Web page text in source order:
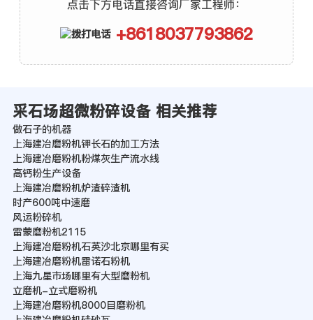
点击下方电话直接咨询厂家工程师：
+8618037793862
采石场超微粉碎设备 相关推荐
做石子的机器
上海建冶磨粉机钾长石的加工方法
上海建冶磨粉机粉煤灰生产流水线
高钙粉生产设备
上海建冶磨粉机炉渣碎渣机
时产600吨中速磨
风运粉碎机
雷蒙磨粉机2115
上海建冶磨粉机石英沙北京哪里有买
上海建冶磨粉机雷诺石粉机
上海九星市场哪里有大型磨粉机
立磨机-立式磨粉机
上海建冶磨粉机8000目磨粉机